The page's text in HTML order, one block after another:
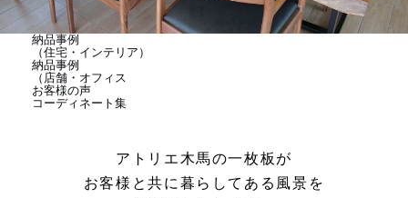
直営店
イベント
WEBカタログ
納品事例
（住宅・インテリア）
納品事例
（店舗・オフィス
お客様の声
コーディネート集
アトリエ木馬の一枚板が
お客様と共に暮らしてある風景を